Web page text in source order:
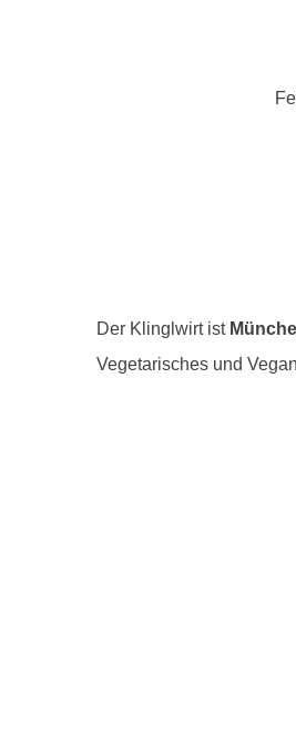
Der Klinglwirt ist
Vegetarisches und